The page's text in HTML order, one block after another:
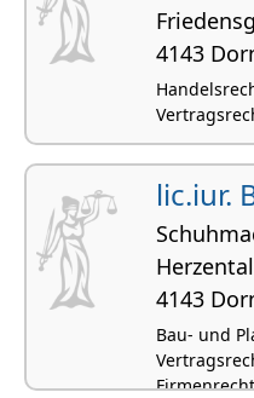
4143
lic.iur.
4143
Bau- und
Firmenrecht